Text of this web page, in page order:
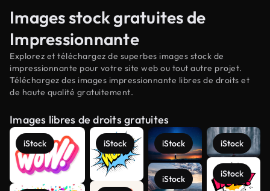
Images stock gratuites de
Impressionnante
Explorez et téléchargez de superbes images stock de
impressionnante pour votre site web ou tout autre projet.
Téléchargez des images impressionnante libres de droits et
de haute qualité gratuitement.
Images libres de droits gratuites
iStock iStock iStock
iStock
iStock
iStock